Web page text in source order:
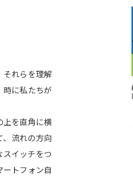
実施プログラムか
・出願校を調べる
び 受験スケジュールを立てよう
それらを理解
時に私たちが
上を直角に横
流れの方向
スイッチをつ
トフォン自